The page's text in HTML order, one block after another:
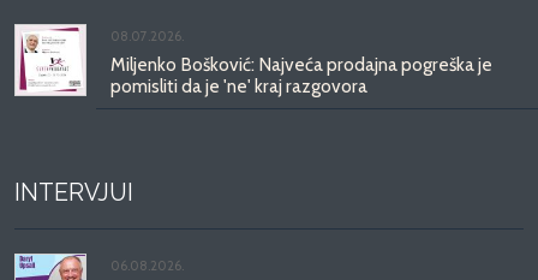
08.07.2026.
Miljenko Bošković: Najveća prodajna pogreška je
pomisliti da je 'ne' kraj razgovora
INTERVJUI
06.08.2026.